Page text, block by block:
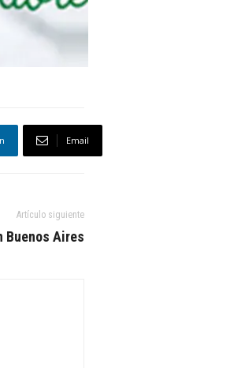
Email
Artículo siguiente
Buenos Aires